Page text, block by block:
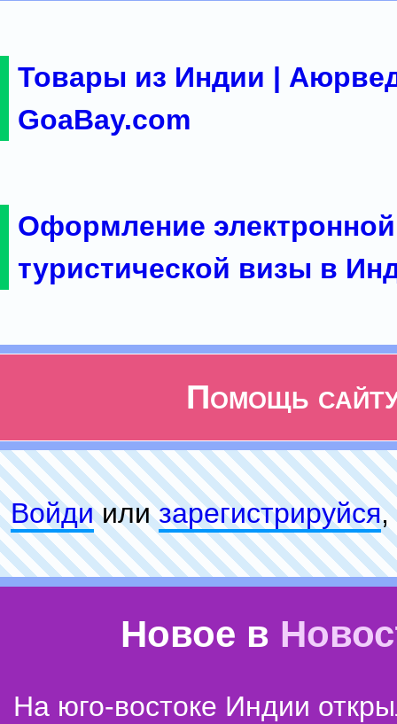
Товары из Индии |
GoaBay.com
Оформление электронной
туристической визы в
Помощь
Войдиилизарeгиcтpируйся,
Новое в
На юго-востоке Индии